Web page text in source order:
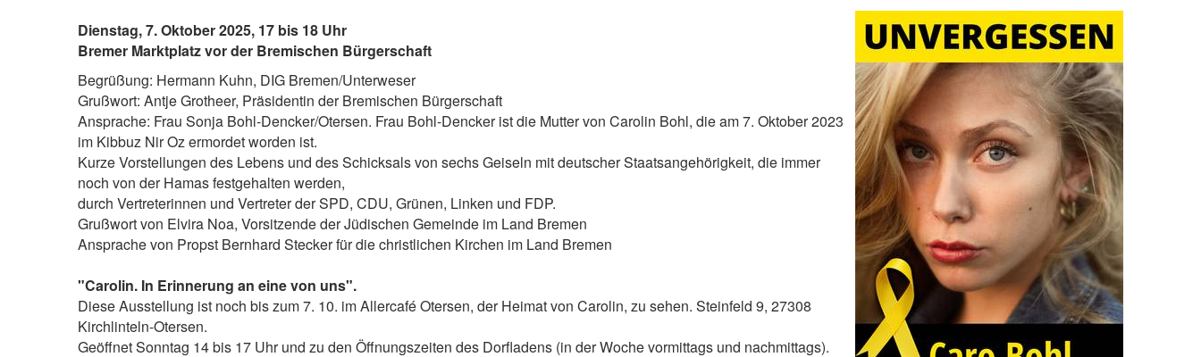
Dienstag, 7. Oktober 2025, 17 bis 18 Uhr
Bremer Marktplatz vor der Bremischen Bürgerschaft
Begrüßung: Hermann Kuhn, DIG Bremen/Unterweser
Grußwort: Antje Grotheer, Präsidentin der Bremischen Bürgerschaft
Ansprache: Frau Sonja Bohl-Dencker/Otersen. Frau Bohl-Dencker ist die Mutter von Carolin Bohl, die am 7. Oktober 2023
im Kibbuz Nir Oz ermordet worden ist.
Kurze Vorstellungen des Lebens und des Schicksals von sechs Geiseln mit deutscher Staatsangehörigkeit, die immer
noch von der Hamas festgehalten werden,
durch Vertreterinnen und Vertreter der SPD, CDU, Grünen, Linken und FDP.
Grußwort von Elvira Noa, Vorsitzende der Jüdischen Gemeinde im Land Bremen
Ansprache von Propst Bernhard Stecker für die christlichen Kirchen im Land Bremen
"Carolin. In Erinnerung an eine von uns".
Diese Ausstellung ist noch bis zum 7. 10. im Allercafé Otersen, der Heimat von Carolin, zu sehen. Steinfeld 9, 27308
Kirchlinteln-Otersen.
Geöffnet Sonntag 14 bis 17 Uhr und zu den Öffnungszeiten des Dorfladens (in der Woche vormittags und nachmittags).